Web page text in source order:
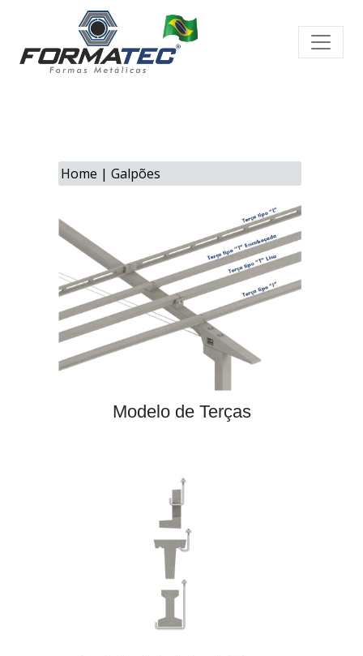
Home | Galpões
Modelo de Terças